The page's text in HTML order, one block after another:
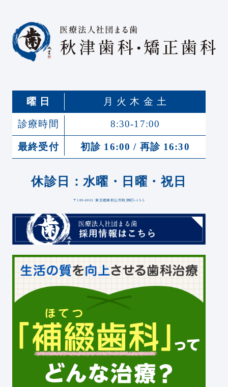
曜 日 月 火 木 金 土
診療時間 8:30-17:00
最終受付 初診 16:00 / 再診 16:30
休診日：水曜・日曜・祝日
〒189-0001 東京都東村山市秋津町5-13-5